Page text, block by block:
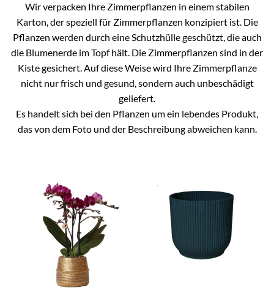
Wir verpacken Ihre Zimmerpflanzen in einem stabilen
Karton, der speziell für Zimmerpflanzen konzipiert ist. Die
Pflanzen werden durch eine Schutzhülle geschützt, die auch
die Blumenerde im Topf hält. Die Zimmerpflanzen sind in der
Kiste gesichert. Auf diese Weise wird Ihre Zimmerpflanze
nicht nur frisch und gesund, sondern auch unbeschädigt
geliefert.
Es handelt sich bei den Pflanzen um ein lebendes Produkt,
das von dem Foto und der Beschreibung abweichen kann.